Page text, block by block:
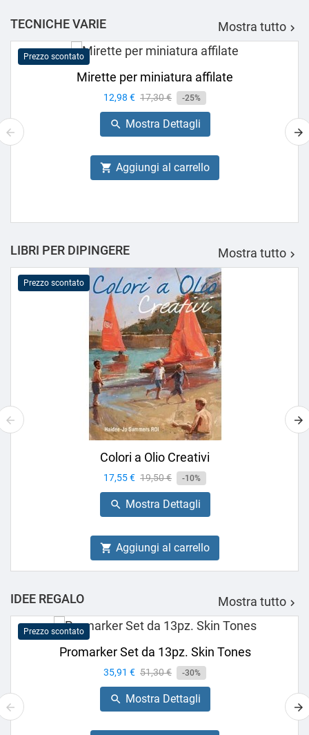
TECNICHE VARIE Mostra tutto 
Prezzo scontato
Mirette per miniatura affilate
Prezzo
12,98 € Prezzo
base
17,30 € -25%
 Mostra Dettagli
 Aggiungi al carrello
LIBRI PER DIPINGERE Mostra tutto 
Prezzo scontato
Colori a Olio Creativi
Prezzo
17,55 € Prezzo
base
19,50 € -10%
 Mostra Dettagli
 Aggiungi al carrello
IDEE REGALO Mostra tutto 
Prezzo scontato
Promarker Set da 13pz. Skin Tones
Prezzo
35,91 € Prezzo
base
51,30 € -30%
 Mostra Dettagli